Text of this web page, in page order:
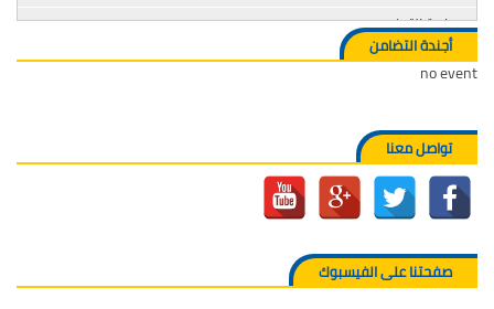
محاربة التدخين
أجندة التضامن
no event
تواصل معنا
صفحتنا على الفيسبوك